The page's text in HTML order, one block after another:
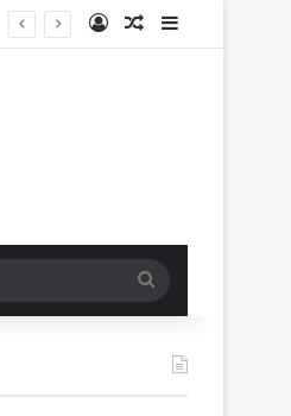
Log InRandom Article
Sidebar
for